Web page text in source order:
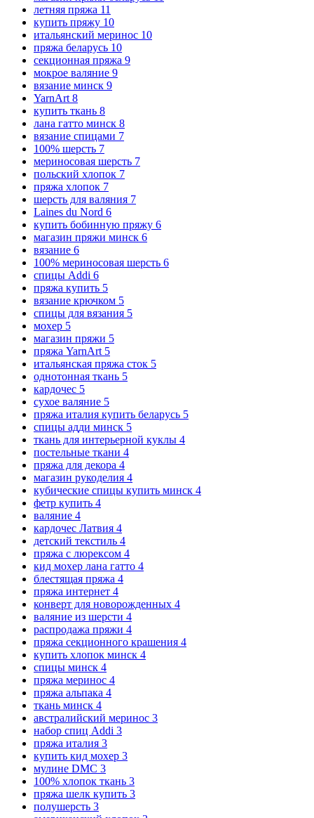
летняя пряжа 11
купить пряжу 10
итальянский меринос 10
пряжа беларусь 10
секционная пряжа 9
мокрое валяние 9
вязание минск 9
YarnArt 8
купить ткань 8
лана гатто минск 8
вязание спицами 7
100% шерсть 7
мериносовая шерсть 7
польский хлопок 7
пряжа хлопок 7
шерсть для валяния 7
Laines du Nord 6
купить бобинную пряжу 6
магазин пряжи минск 6
вязание 6
100% мериносовая шерсть 6
спицы Addi 6
пряжа купить 5
вязание крючком 5
спицы для вязания 5
мохер 5
магазин пряжи 5
пряжа YarnArt 5
итальянская пряжа сток 5
однотонная ткань 5
кардочес 5
сухое валяние 5
пряжа италия купить беларусь 5
спицы адди минск 5
ткань для интерьерной куклы 4
постельные ткани 4
пряжа для декора 4
магазин рукоделия 4
кубические спицы купить минск 4
фетр купить 4
валяние 4
кардочес Латвия 4
детский текстиль 4
пряжа с люрексом 4
кид мохер лана гатто 4
блестящая пряжа 4
пряжа интернет 4
конверт для новорожденных 4
валяние из шерсти 4
распродажа пряжи 4
пряжа секционного крашения 4
купить хлопок минск 4
спицы минск 4
пряжа меринос 4
пряжа альпака 4
ткань минск 4
австралийский меринос 3
набор спиц Addi 3
пряжа италия 3
купить кид мохер 3
мулине DMC 3
100% хлопок ткань 3
пряжа шелк купить 3
полушерсть 3